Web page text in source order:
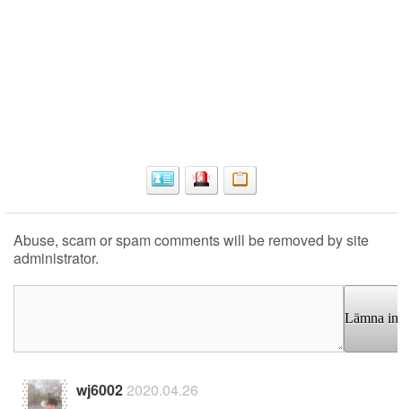
Abuse, scam or spam comments will be removed by site
administrator.
Lämna in
wj60022020.04.26